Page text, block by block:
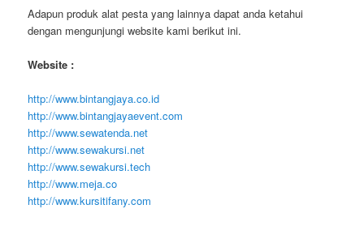
Adapun produk alat pesta yang lainnya dapat anda ketahui
dengan mengunjungi website kami berikut ini.
Website :
http://www.bintangjaya.co.id
http://www.bintangjayaevent.com
http://www.sewatenda.net
http://www.sewakursi.net
http://www.sewakursi.tech
http://www.meja.co
http://www.kursitifany.com